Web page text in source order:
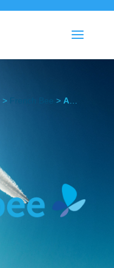
> French Bee > Actualités